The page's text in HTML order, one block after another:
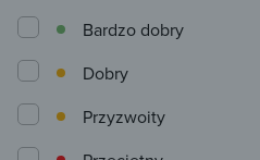
Przyzwoity
Dobry
Bardzo dobry